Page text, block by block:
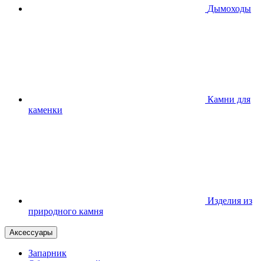
Дымоходы
Камни для
каменки
Изделия из
природного камня
Аксессуары
Запарник